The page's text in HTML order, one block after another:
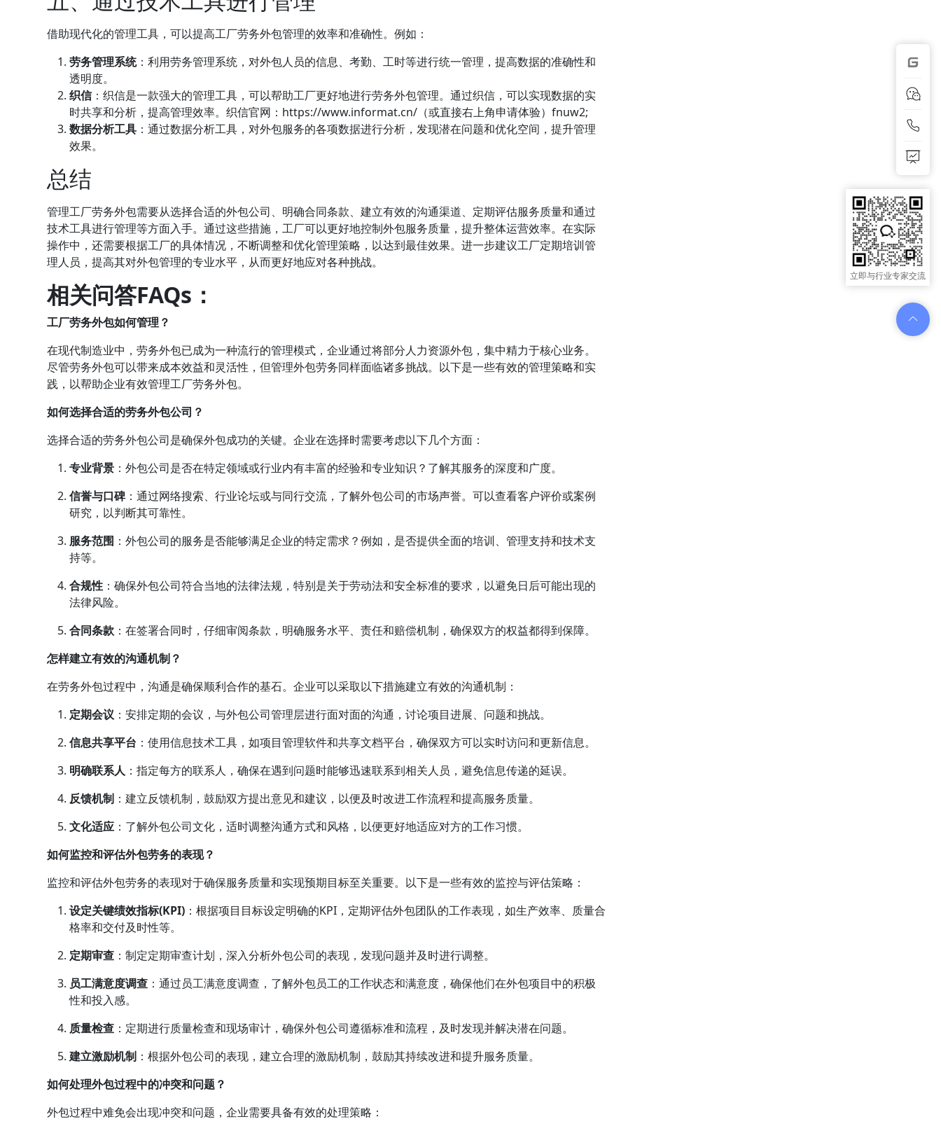
借助现代化的管理工具，可以提高工厂劳务外包管理的效率和准确性。例如：
劳务管理系统：利用劳务管理系统，对外包人员的信息、考勤、工时等进行统一管理，提高数据的准确性和
透明度。
织信：织信是一款强大的管理工具，可以帮助工厂更好地进行劳务外包管理。通过织信，可以实现数据的实
时共享和分析，提高管理效率。织信官网： https://www.informat.cn/（或直接右上角申请体验）fnuw2;
数据分析工具 ：通过数据分析工具，对外包服务的各项数据进行分析，发现潜在问题和优化空间，提升管理
效果。
总结
管理工厂劳务外包需要从选择合适的外包公司、明确合同条款、建立有效的沟通渠道、定期评估服务质量和通过
技术工具进行管理等方面入手。通过这些措施，工厂可以更好地控制外包服务质量，提升整体运营效率。在实际
操作中，还需要根据工厂的具体情况，不断调整和优化管理策略，以达到最佳效果。进一步建议工厂定期培训管
理人员，提高其对外包管理的专业水平，从而更好地应对各种挑战。
相关问答FAQs：
工厂劳务外包如何管理？
在现代制造业中，劳务外包已成为一种流行的管理模式，企业通过将部分人力资源外包，集中精力于核心业务。
尽管劳务外包可以带来成本效益和灵活性，但管理外包劳务同样面临诸多挑战。以下是一些有效的管理策略和实
践，以帮助企业有效管理工厂劳务外包。
如何选择合适的劳务外包公司？
选择合适的劳务外包公司是确保外包成功的关键。企业在选择时需要考虑以下几个方面：
专业背景 ：外包公司是否在特定领域或行业内有丰富的经验和专业知识？了解其服务的深度和广度。
信誉与口碑：通过网络搜索、行业论坛或与同行交流，了解外包公司的市场声誉。可以查看客户评价或案例
研究，以判断其可靠性。
服务范围 ：外包公司的服务是否能够满足企业的特定需求？例如，是否提供全面的培训、管理支持和技术支
持等。
合规性 ：确保外包公司符合当地的法律法规，特别是关于劳动法和安全标准的要求，以避免日后可能出现的
法律风险。
合同条款 ：在签署合同时，仔细审阅条款，明确服务水平、责任和赔偿机制，确保双方的权益都得到保障。
怎样建立有效的沟通机制？
在劳务外包过程中，沟通是确保顺利合作的基石。企业可以采取以下措施建立有效的沟通机制：
定期会议 ：安排定期的会议，与外包公司管理层进行面对面的沟通，讨论项目进展、问题和挑战。
信息共享平台 ：使用信息技术工具，如项目管理软件和共享文档平台，确保双方可以实时访问和更新信息。
明确联系人 ：指定每方的联系人，确保在遇到问题时能够迅速联系到相关人员，避免信息传递的延误。
反馈机制 ：建立反馈机制，鼓励双方提出意见和建议，以便及时改进工作流程和提高服务质量。
文化适应 ：了解外包公司文化，适时调整沟通方式和风格，以便更好地适应对方的工作习惯。
如何监控和评估外包劳务的表现？
监控和评估外包劳务的表现对于确保服务质量和实现预期目标至关重要。以下是一些有效的监控与评估策略：
设定关键绩效指标(KPI) ：根据项目目标设定明确的KPI，定期评估外包团队的工作表现，如生产效率、质量合
格率和交付及时性等。
定期审查 ：制定定期审查计划，深入分析外包公司的表现，发现问题并及时进行调整。
员工满意度调查 ：通过员工满意度调查，了解外包员工的工作状态和满意度，确保他们在外包项目中的积极
性和投入感。
质量检查 ：定期进行质量检查和现场审计，确保外包公司遵循标准和流程，及时发现并解决潜在问题。
建立激励机制 ：根据外包公司的表现，建立合理的激励机制，鼓励其持续改进和提升服务质量。
如何处理外包过程中的冲突和问题？
外包过程中难免会出现冲突和问题，企业需要具备有效的处理策略：
立即与行业专家交流